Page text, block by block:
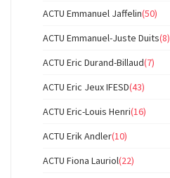
ACTU Emmanuel Jaffelin(50)
ACTU Emmanuel-Juste Duits(8)
ACTU Eric Durand-Billaud(7)
ACTU Eric Jeux IFESD(43)
ACTU Eric-Louis Henri(16)
ACTU Erik Andler(10)
ACTU Fiona Lauriol(22)